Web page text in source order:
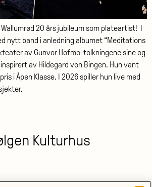
20 års jubileum som plateartist! I
nytt band i anledning albumet “Meditations
av Gunvor Hofmo-tolkningene sine og
av Hildegard von Bingen. Hun vant
i Åpen Klasse. I 2026 spiller hun live med
Kulturhus